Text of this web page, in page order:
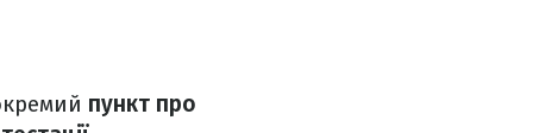
пункт про